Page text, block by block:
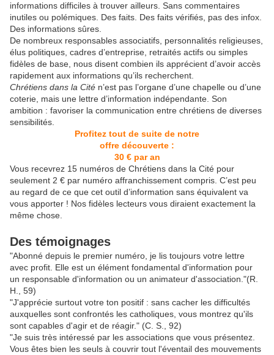
informations difficiles à trouver ailleurs. Sans commentaires
inutiles ou polémiques. Des faits. Des faits vérifiés, pas des infox.
Des informations sûres.
De nombreux responsables associatifs, personnalités religieuses,
élus politiques, cadres d’entreprise, retraités actifs ou simples
fidèles de base, nous disent combien ils apprécient d’avoir accès
rapidement aux informations qu’ils recherchent.
Chrétiens dans la Cité n’est pas l’organe d’une chapelle ou d’une
coterie, mais une lettre d’information indépendante. Son
ambition : favoriser la communication entre chrétiens de diverses
sensibilités.
Profitez tout de suite de notre
offre découverte :
30 € par an
Vous recevrez 15 numéros de Chrétiens dans la Cité pour
seulement 2 € par numéro affranchissement compris. C’est peu
au regard de ce que cet outil d’information sans équivalent va
vous apporter ! Nos fidèles lecteurs vous diraient exactement la
même chose.
Des témoignages
"Abonné depuis le premier numéro, je lis toujours votre lettre
avec profit. Elle est un élément fondamental d'information pour
un responsable d'information ou un animateur d'association."(R.
H., 59)
"J'apprécie surtout votre ton positif : sans cacher les difficultés
auxquelles sont confrontés les catholiques, vous montrez qu'ils
sont capables d'agir et de réagir." (C. S., 92)
"Je suis très intéressé par les associations que vous présentez.
Vous êtes bien les seuls à couvrir tout l'éventail des mouvements